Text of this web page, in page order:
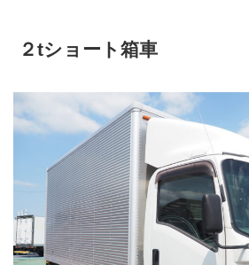
２tショート箱車